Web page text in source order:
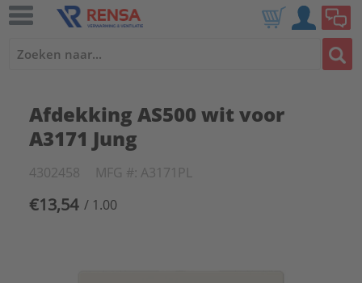
Afdekking AS500 wit voor
A3171 Jung
4302458 MFG #: A3171PL
€13,54 / 1.00